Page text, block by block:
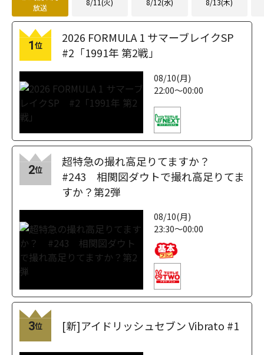
放送
8/11(火) 8/12(水) 8/13(木)
1位
2026 FORMULA 1 サマーブレイクSP
#2「1991年 第2戦」
08/10(月)
22:00～00:00
2位
超特急の撮れ高足りてますか？
#243 相関図ダウトで撮れ高足りてま
すか？第2弾
08/10(月)
23:30～00:00
3位 [新]アイドリッシュセブン Vibrato #1